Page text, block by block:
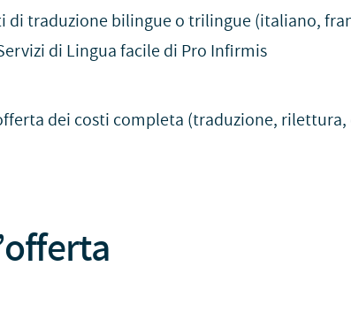
traduzione bilingue o trilingue (italiano,
di Lingua facile di Pro Infirmis
dei costi completa (traduzione, rilettura,